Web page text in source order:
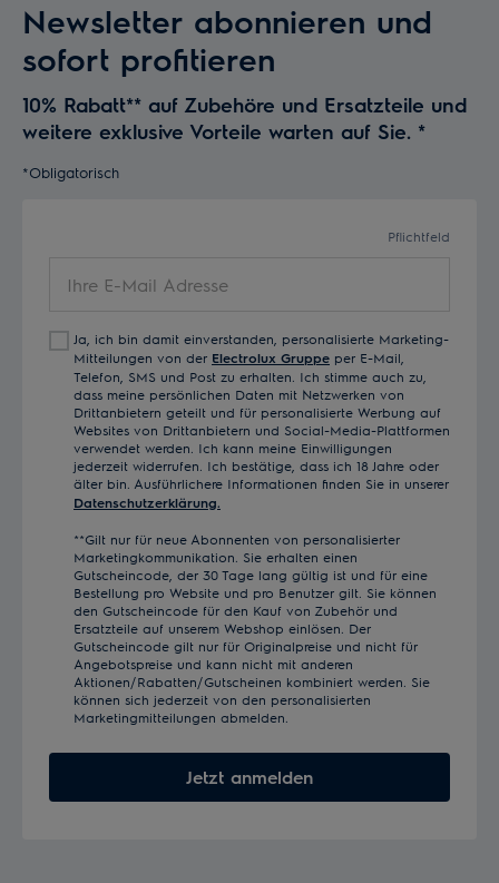
Newsletter abonnieren und
sofort profitieren
10% Rabatt** auf Zubehöre und Ersatzteile und
weitere exklusive Vorteile warten auf Sie. *
*Obligatorisch
Pflichtfeld
Adresse
Ja, ich bin damit einverstanden, personalisierte Marketing-
Mitteilungen von der Electrolux Gruppe per E-Mail,
Telefon, SMS und Post zu erhalten. Ich stimme auch zu,
dass meine persönlichen Daten mit Netzwerken von
Drittanbietern geteilt und für personalisierte Werbung auf
Websites von Drittanbietern und Social-Media-Plattformen
verwendet werden. Ich kann meine Einwilligungen
jederzeit widerrufen. Ich bestätige, dass ich 18 Jahre oder
älter bin. Ausführlichere Informationen finden Sie in unserer
Datenschutzerklärung.
**Gilt nur für neue Abonnenten von personalisierter
Marketingkommunikation. Sie erhalten einen
Gutscheincode, der 30 Tage lang gültig ist und für eine
Bestellung pro Website und pro Benutzer gilt. Sie können
den Gutscheincode für den Kauf von Zubehör und
Ersatzteile auf unserem Webshop einlösen. Der
Gutscheincode gilt nur für Originalpreise und nicht für
Angebotspreise und kann nicht mit anderen
Aktionen/Rabatten/Gutscheinen kombiniert werden. Sie
können sich jederzeit von den personalisierten
Marketingmitteilungen abmelden.
Jetzt anmelden